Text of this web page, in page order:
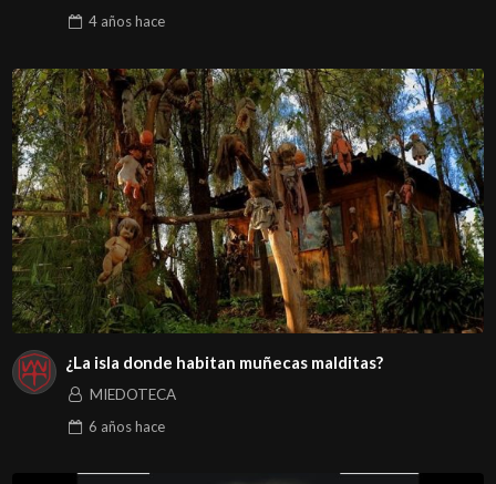
4 añoshace
¿La isla donde habitan muñecas malditas?
MIEDOTECA
6 añoshace